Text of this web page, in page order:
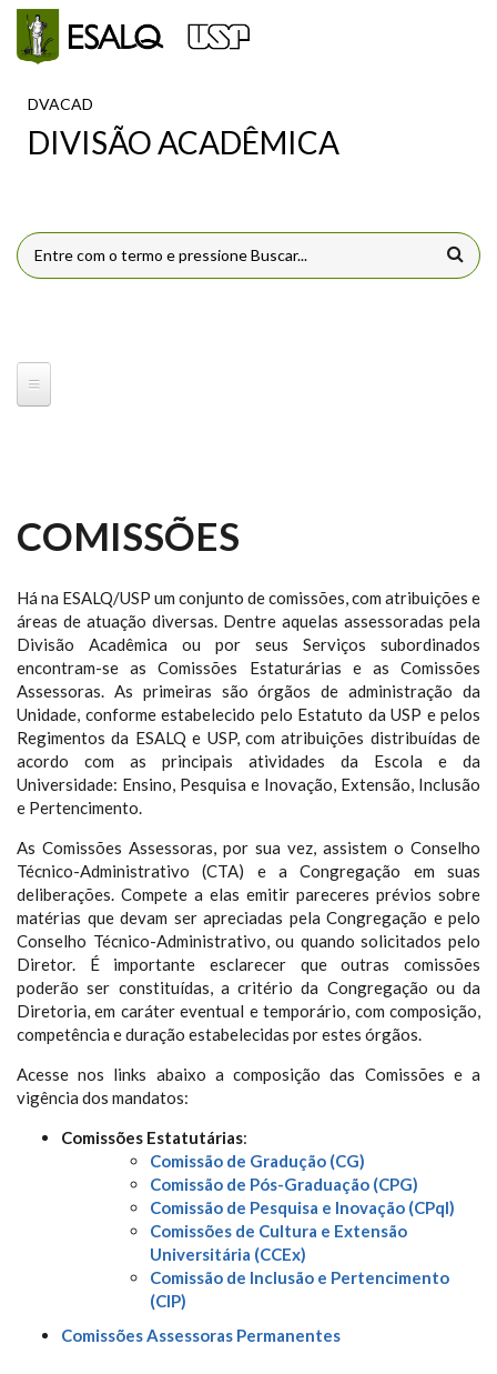
Pular para o conteúdo principal
DVACAD
DIVISÃO ACADÊMICA
FORMULÁRIO DE BUSCA
COMISSÕES
Há na ESALQ/USP um conjunto de comissões, com atribuições e
áreas de atuação diversas. Dentre aquelas assessoradas pela
Divisão Acadêmica ou por seus Serviços subordinados
encontram-se as Comissões Estaturárias e as Comissões
Assessoras. As primeiras são órgãos de administração da
Unidade, conforme estabelecido pelo Estatuto da USP e pelos
Regimentos da ESALQ e USP, com atribuições distribuídas de
acordo com as principais atividades da Escola e da
Universidade: Ensino, Pesquisa e Inovação, Extensão, Inclusão
e Pertencimento.
As Comissões Assessoras, por sua vez, assistem o Conselho
Técnico-Administrativo (CTA) e a Congregação em suas
deliberações. Compete a elas emitir pareceres prévios sobre
matérias que devam ser apreciadas pela Congregação e pelo
Conselho Técnico-Administrativo, ou quando solicitados pelo
Diretor. É importante esclarecer que outras comissões
poderão ser constituídas, a critério da Congregação ou da
Diretoria, em caráter eventual e temporário, com composição,
competência e duração estabelecidas por estes órgãos.
Acesse nos links abaixo a composição das Comissões e a
vigência dos mandatos:
Comissões Estatutárias:
Comissão de Gradução (CG)
Comissão de Pós-Graduação (CPG)
Comissão de Pesquisa e Inovação (CPqI)
Comissões de Cultura e Extensão
Universitária (CCEx)
Comissão de Inclusão e Pertencimento
(CIP)
Comissões Assessoras Permanentes